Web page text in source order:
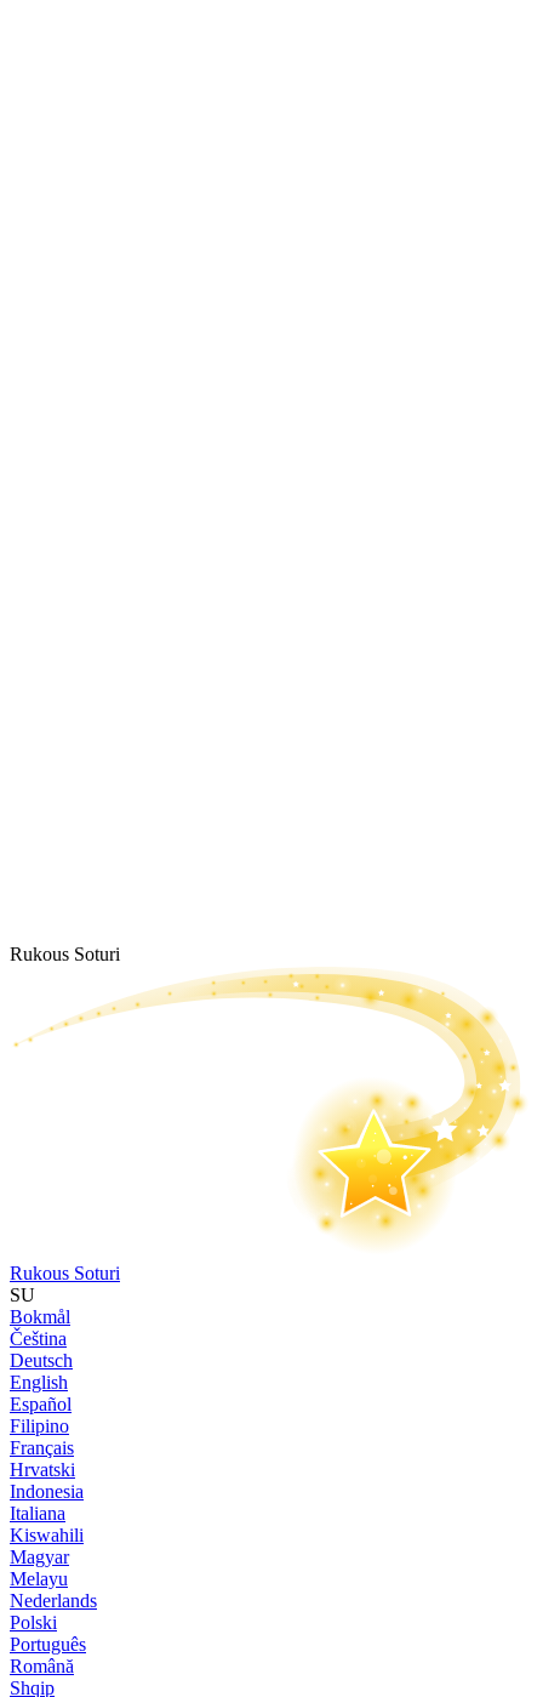
Rukous Soturi
Rukous Soturi
SU
Bokmål
Čeština
Deutsch
English
Español
Filipino
Français
Hrvatski
Indonesia
Italiana
Kiswahili
Magyar
Melayu
Nederlands
Polski
Português
Română
Shqip